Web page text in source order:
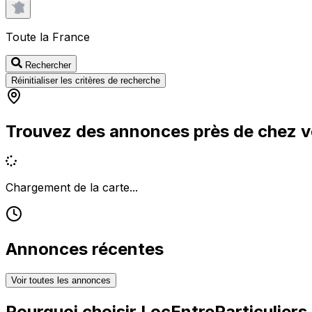
Toute la France
Rechercher
Réinitialiser les critères de recherche
Trouvez des annonces près de chez
Chargement de la carte...
Annonces récentes
Voir toutes les annonces